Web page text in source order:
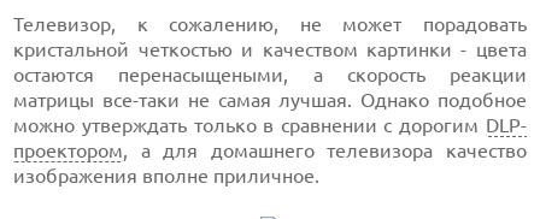
Телевизор, к сожалению, не может порадовать
кристальной четкостью и качеством картинки - цвета
остаются перенасыщеными, а скорость реакции
матрицы все-таки не самая лучшая. Однако подобное
можно утверждать только в сравнении с дорогим DLP-
проектором, а для домашнего телевизора качество
изображения вполне приличное.